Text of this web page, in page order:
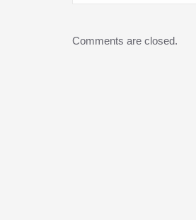
Comments are closed.